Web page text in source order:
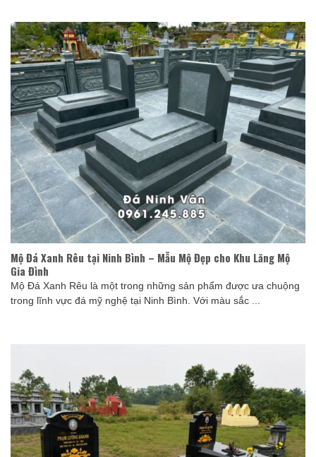
Mộ Đá Xanh Rêu tại Ninh Bình – Mẫu Mộ Đẹp cho Khu Lăng Mộ
Gia Đình
Mộ Đá Xanh Rêu là một trong những sản phẩm được ưa chuộng
trong lĩnh vực đá mỹ nghệ tại Ninh Bình. Với màu sắc ...